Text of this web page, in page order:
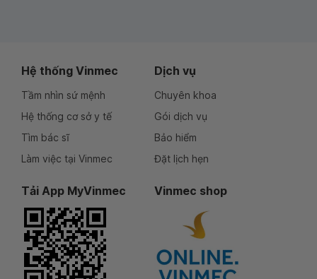
Hệ thống Vinmec
Tầm nhìn sứ mệnh
Hệ thống cơ sở y tế
Tìm bác sĩ
Làm việc tại Vinmec
Dịch vụ
Chuyên khoa
Gói dịch vụ
Bảo hiểm
Đặt lịch hẹn
Tải App MyVinmec Vinmec shop